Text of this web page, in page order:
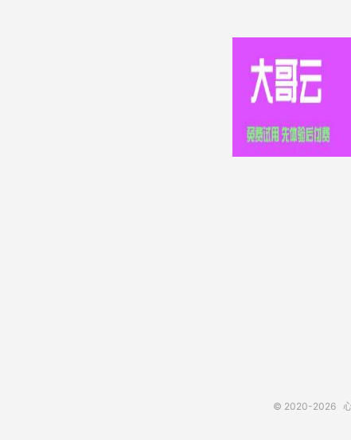
© 2020-2026